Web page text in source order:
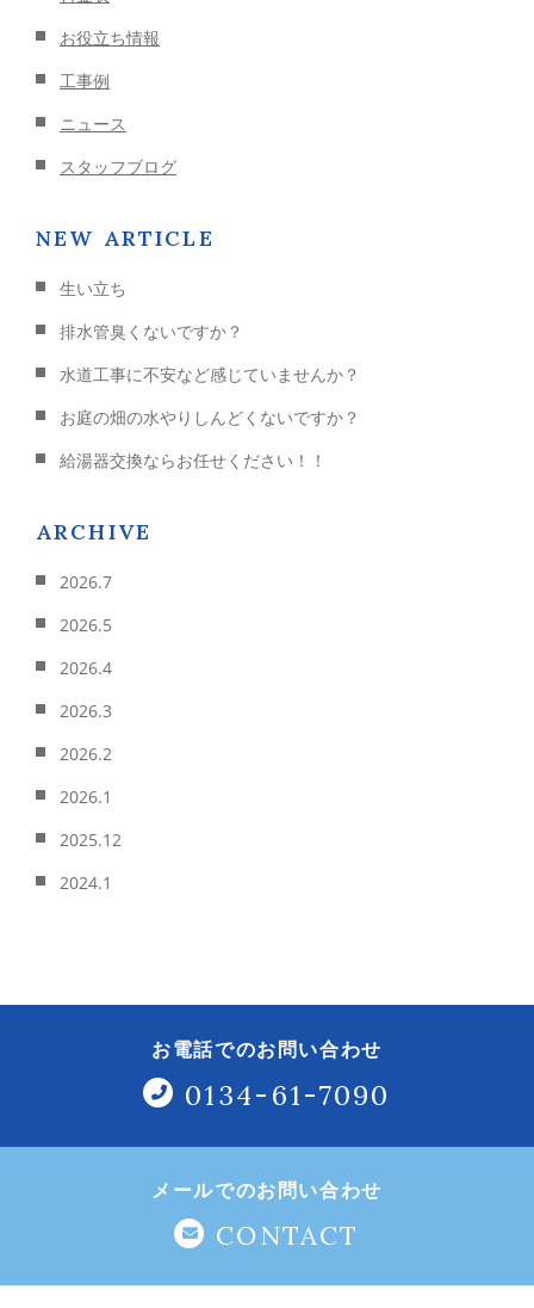
お役立ち情報
工事例
ニュース
スタッフブログ
NEW ARTICLE
生い立ち
排水管臭くないですか？
水道工事に不安など感じていませんか？
お庭の畑の水やりしんどくないですか？
給湯器交換ならお任せください！！
ARCHIVE
2026.7
2026.5
2026.4
2026.3
2026.2
2026.1
2025.12
2024.1
お電話でのお問い合わせ
0134-61-7090
メールでのお問い合わせ
CONTACT